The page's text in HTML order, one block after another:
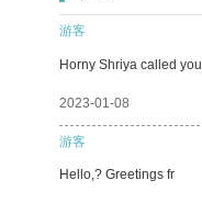
游客
Horny Shriya called you
2023-01-08
游客
Hello,? Greetings fr